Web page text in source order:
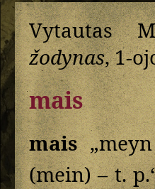
Vytautas
žodynas, 1-
mais
mais
(mein) – t.